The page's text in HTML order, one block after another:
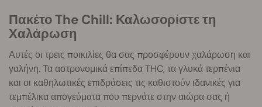
Πακέτο The Chill: Καλωσορίστε τη
Χαλάρωση
Αυτές οι τρεις ποικιλίες θα σας προσφέρουν χαλάρωση και
γαλήνη. Τα αστρονομικά επίπεδα THC, τα γλυκά τερπένια
και οι καθηλωτικές επιδράσεις τις καθιστούν ιδανικές για
τεμπέλικα απογεύματα που περνάτε στην αιώρα σας ή